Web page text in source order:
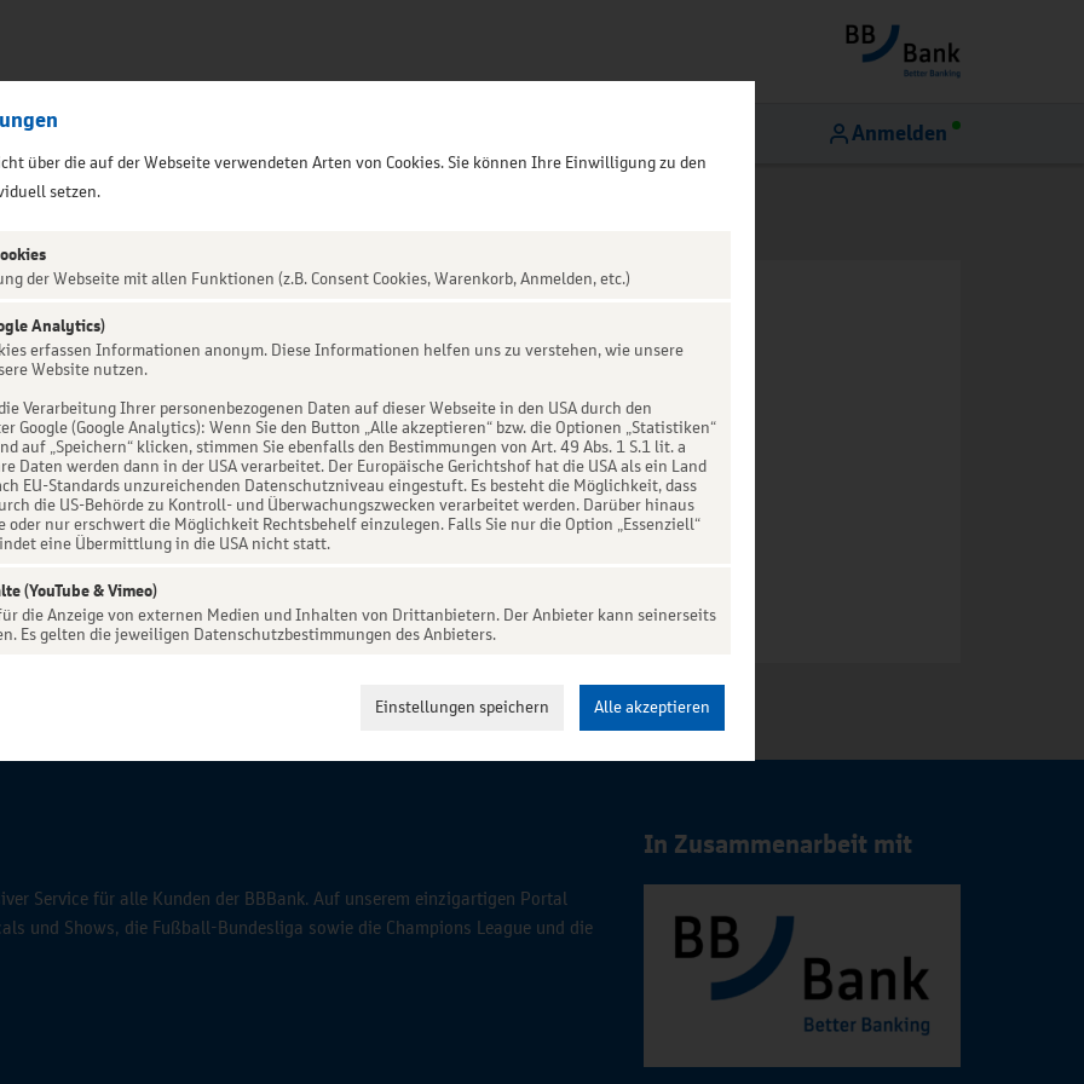
Anmelden
NICHT GEFUNDEN
Service für alle Kunden der BBBank. Auf unserem einzigartigen Portal
und Shows, die Fußball-Bundesliga sowie die Champions League und die
In Zusammenarbeit mit
über die auf der Webseite verwendeten Arten von Cookies. Sie können Ihre Einwilligung zu den
setzen.
der Webseite mit allen Funktionen (z.B. Consent Cookies, Warenkorb, Anmelden, etc.)
Analytics)
erfassen Informationen anonym. Diese Informationen helfen uns zu verstehen, wie unsere
Website nutzen.
Verarbeitung Ihrer personenbezogenen Daten auf dieser Webseite in den USA durch den
Google (Google Analytics): Wenn Sie den Button „Alle akzeptieren“ bzw. die Optionen „Statistiken“
auf „Speichern“ klicken, stimmen Sie ebenfalls den Bestimmungen von Art. 49 Abs. 1 S.1 lit. a
Daten werden dann in der USA verarbeitet. Der Europäische Gerichtshof hat die USA als ein Land
EU-Standards unzureichenden Datenschutzniveau eingestuft. Es besteht die Möglichkeit, dass
die US-Behörde zu Kontroll- und Überwachungszwecken verarbeitet werden. Darüber hinaus
oder nur erschwert die Möglichkeit Rechtsbehelf einzulegen. Falls Sie nur die Option „Essenziell“
eine Übermittlung in die USA nicht statt.
(YouTube & Vimeo)
die Anzeige von externen Medien und Inhalten von Drittanbietern. Der Anbieter kann seinerseits
Es gelten die jeweiligen Datenschutzbestimmungen des Anbieters.
Einstellungen speichern Alle akzeptieren